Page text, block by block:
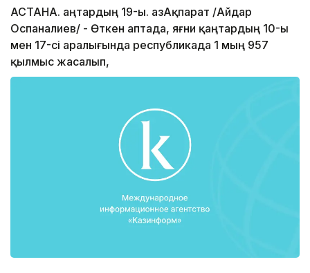
АСТАНА. Қаңтардың 19-ы. ҚазАқпарат /Айдар
Оспаналиев/ - Өткен аптада, яғни қаңтардың 10-ы
мен 17-сі аралығында республикада 1 мың 957
қылмыс жасалып,